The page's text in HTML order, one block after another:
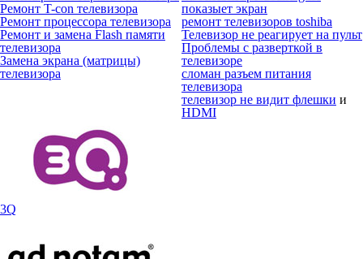
Ремонт T-con телевизора
Ремонт процессора телевизора
Ремонт и замена Flash памяти
телевизора
Замена экрана (матрицы)
телевизора
показыет экран
ремонт телевизоров toshiba
Телевизор не реагирует на пульт
Проблемы с разверткой в
телевизоре
сломан разъем питания
телевизора
телевизор не видит флешки и
HDMI
3Q